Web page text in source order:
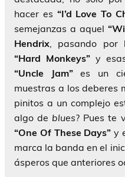
hacer es “I’d Love To
semejanzas a aquel
Hendrix , pasando
“Hard Monkeys” y
“Uncle Jam”es un
muestras a los deberes
pinitos a un complejo
algo de blues? Pues te
“One Of These Days” y
marca la banda en el
ásperos que anteriores